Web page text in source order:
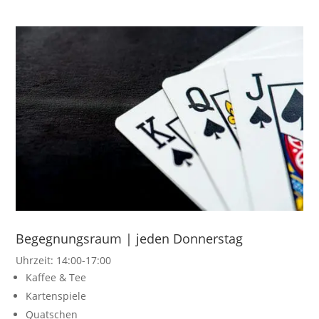
Begegnungsraum | jeden Donnerstag
Uhrzeit: 14:00-17:00
Kaffee & Tee
Kartenspiele
Quatschen